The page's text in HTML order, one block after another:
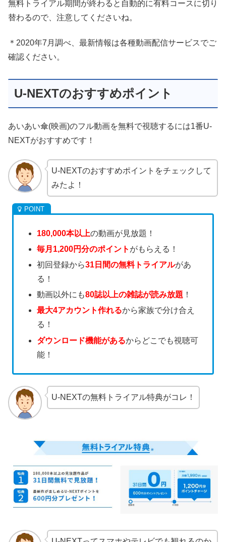
無料トライアル期間が終わると自動的に有料コースに切り
替わるので、注意してくださいね。
＊2020年7月調べ、最新情報は各種動画配信サービスでご
確認ください。
U-NEXTのおすすめポイント
あいあい傘(映画)のフル動画を無料で視聴するには1番U-
NEXTがおすすめです！
U-NEXTのおすすめポイントをチェックして
みたよ！
180,000本以上の動画が見放題！
毎月1,200円分のポイント がもらえる！
初回登録から31日間の無料トライアルがあ
る！
動画以外にも80誌以上の雑誌が読み放題 ！
最大4アカウント作れるから家族で分け合え
る！
ダウンロード機能があるからどこでも視聴可
能！
U-NEXTの無料トライアル特典がコレ！